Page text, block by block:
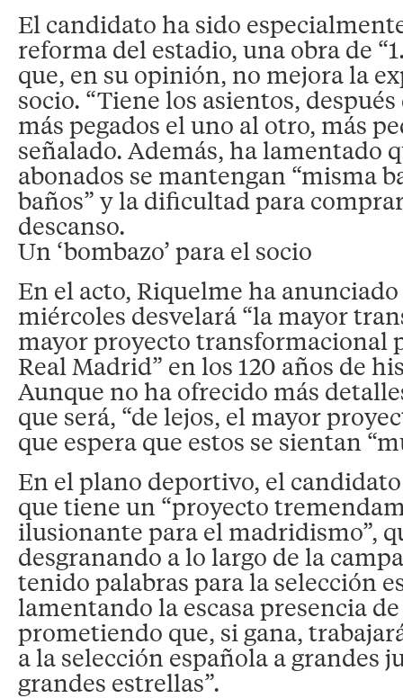
El candidato ha sido
reforma del estadio, una obra de
que, en su opinión, no mejora la
socio. “Tiene los asientos,
más pegados el uno al otro, más
señalado. Además, ha lamentado
abonados se mantengan “misma
baños” y la dificultad para
descanso.
Un ‘bombazo’ para el socio
En el acto, Riquelme ha
miércoles desvelará “la mayor
mayor proyecto transformacional
Real Madrid” en los 120 años de
Aunque no ha ofrecido más
que será, “de lejos, el mayor
que espera que estos se sientan
En el plano deportivo, el
que tiene un “proyecto
ilusionante para el madridismo”,
desgranando a lo largo de la
tenido palabras para la selección
lamentando la escasa presencia
prometiendo que, si gana,
a la selección española a grandes
grandes estrellas”.